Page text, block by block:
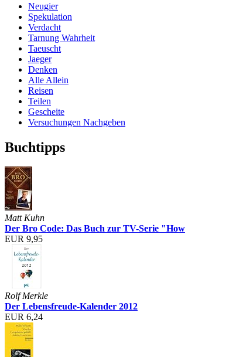
Neugier
Spekulation
Verdacht
Tarnung Wahrheit
Taeuscht
Jaeger
Denken
Alle Allein
Reisen
Teilen
Gescheite
Versuchungen Nachgeben
Buchtipps
Matt Kuhn
Der Bro Code: Das Buch zur TV-Serie "How
EUR 9,95
Rolf Merkle
Der Lebensfreude-Kalender 2012
EUR 6,24